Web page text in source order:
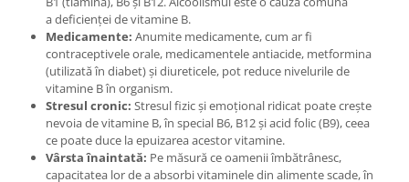
a deficienței de vitamine B.
Medicamente: Anumite medicamente, cum ar fi
contraceptivele orale, medicamentele antiacide, metformina
(utilizată în diabet) și diureticele, pot reduce nivelurile de
vitamine B în organism.
Stresul cronic: Stresul fizic și emoțional ridicat poate crește
nevoia de vitamine B, în special B6, B12 și acid folic (B9), ceea
ce poate duce la epuizarea acestor vitamine.
Vârsta înaintată: Pe măsură ce oamenii îmbătrânesc,
capacitatea lor de a absorbi vitaminele din alimente scade, în